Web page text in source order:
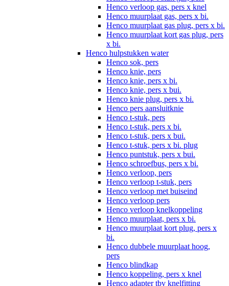
Henco verloop gas, pers x knel
Henco muurplaat gas, pers x bi.
Henco muurplaat gas plug, pers x bi.
Henco muurplaat kort gas plug, pers
x bi.
Henco hulpstukken water
Henco sok, pers
Henco knie, pers
Henco knie, pers x bi.
Henco knie, pers x bui.
Henco knie plug, pers x bi.
Henco pers aansluitknie
Henco t-stuk, pers
Henco t-stuk, pers x bi.
Henco t-stuk, pers x bui.
Henco t-stuk, pers x bi. plug
Henco puntstuk, pers x bui.
Henco schroefbus, pers x bi.
Henco verloop, pers
Henco verloop t-stuk, pers
Henco verloop met buiseind
Henco verloop pers
Henco verloop knelkoppeling
Henco muurplaat, pers x bi.
Henco muurplaat kort plug, pers x
bi.
Henco dubbele muurplaat hoog,
pers
Henco blindkap
Henco koppeling, pers x knel
Henco adapter tbv knelfitting